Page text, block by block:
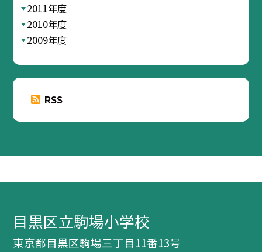
2011年度
2010年度
2009年度
RSS
目黒区立駒場小学校
東京都目黒区駒場三丁目11番13号